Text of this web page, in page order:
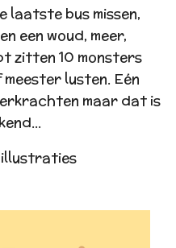
laatste bus missen,
een woud, meer,
zitten 10 monsters
lusten. Eén
maar dat is
illustraties